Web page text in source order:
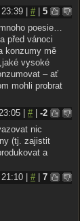
| #| 5
poesie…
před vánoci
konzumy mě
vysoké
– ať
mohli probrat
| #| -2
nic
(tj. zajistit
a
| #| 7